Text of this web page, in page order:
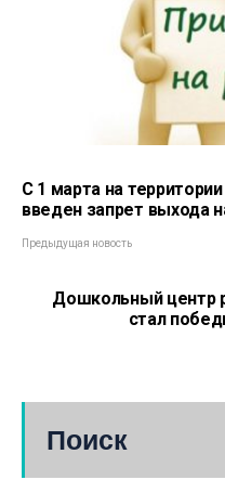
С 1 марта на
введен запрет выхода
Предыдущая новость
Дошкольный центр
стал
Поиск